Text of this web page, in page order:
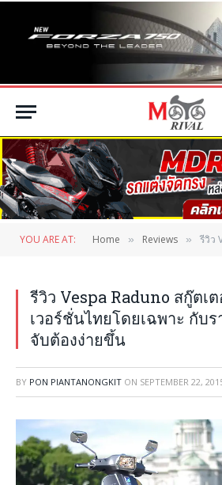
YOU ARE AT: Home » Reviews » รีวิว Vespa
รีวิว Vespa Raduno สกู๊ตเ
เวอร์ชั่นไทยโดยเฉพาะ กับ
จับต้องง่ายขึ้น
BY PON PIANTANONGKIT ON SEPTEMBER 22,